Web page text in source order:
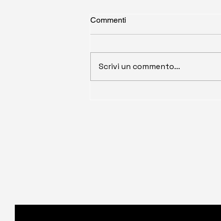
Documenti Commerciali
Commenti
Scrivi un commento...